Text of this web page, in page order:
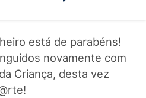
está de parabéns!
novamente com
Criança, desta vez